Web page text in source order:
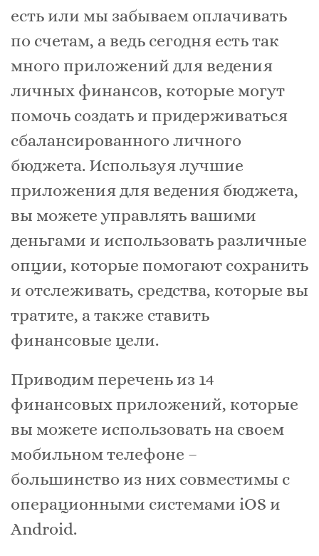
есть или мы забываем оплачивать
по счетам, а ведь сегодня есть так
много приложений для ведения
личных финансов, которые могут
помочь создать и придерживаться
сбалансированного личного
бюджета. Используя лучшие
приложения для ведения бюджета,
вы можете управлять вашими
деньгами и использовать различные
опции, которые помогают сохранить
и отслеживать, средства, которые вы
тратите, а также ставить
финансовые цели.
Приводим перечень из 14
финансовых приложений, которые
вы можете использовать на своем
мобильном телефоне –
большинство из них совместимы с
операционными системами iOS и
Android.